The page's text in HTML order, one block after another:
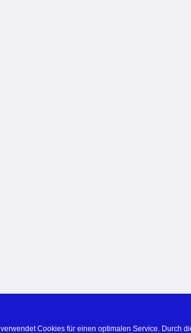
Cookies für einen optimalen Service. Durch